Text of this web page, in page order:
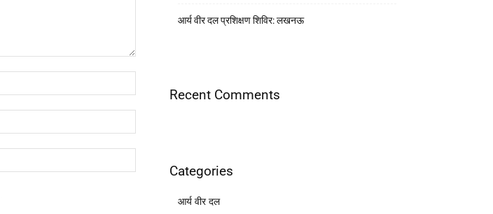
आर्य वीर दल प्रशिक्षण शिविर: लखनऊ
Recent Comments
Categories
आर्य वीर दल